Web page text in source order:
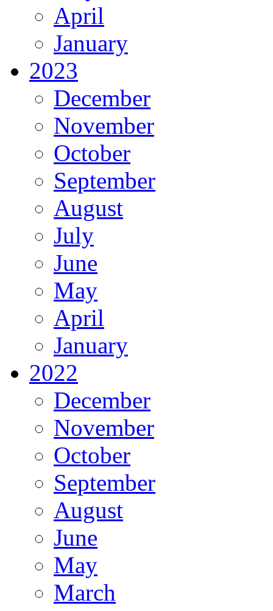
April
January
2023
December
November
October
September
August
July
June
May
April
January
2022
December
November
October
September
August
June
May
March